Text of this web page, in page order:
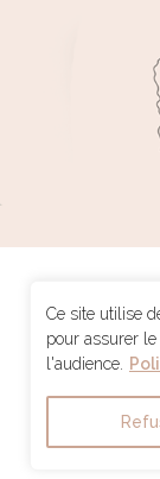
Ce site utilise
pour assurer
l'audience.
IFM
32 rue
Carte des massages